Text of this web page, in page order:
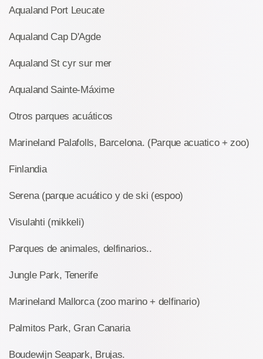
Aqualand Port Leucate
Aqualand Cap D'Agde
Aqualand St cyr sur mer
Aqualand Sainte-Máxime
Otros parques acuáticos
Marineland Palafolls, Barcelona. (Parque acuatico + zoo)
Finlandia
Serena (parque acuático y de ski (espoo)
Visulahti (mikkeli)
Parques de animales, delfinarios..
Jungle Park, Tenerife
Marineland Mallorca (zoo marino + delfinario)
Palmitos Park, Gran Canaria
Boudewijn Seapark, Brujas.